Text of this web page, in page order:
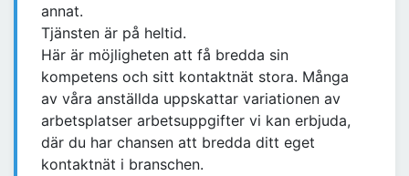
annat.
Tjänsten är på heltid.
Här är möjligheten att få bredda sin
kompetens och sitt kontaktnät stora. Många
av våra anställda uppskattar variationen av
arbetsplatser arbetsuppgifter vi kan erbjuda,
där du har chansen att bredda ditt eget
kontaktnät i branschen.